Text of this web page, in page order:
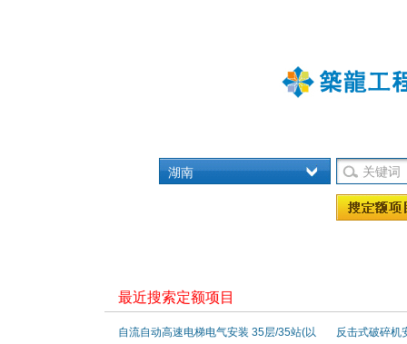
湖南
最近搜索定额项目
自流自动高速电梯电气安装 35层/35站(以
反击式破碎机